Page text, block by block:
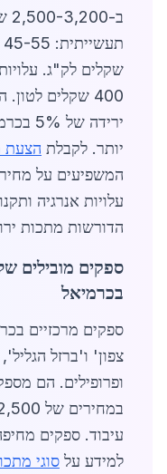
400 שקלים
יותר. לקבלת הצעת
המשפיעים על
הדורשות מתכות
ספקים מובילים
בכרמיאל
ספקים מרכזיים
צפון' ו'ברזל
ופרופילים. הם
עיבוד. ספקים
למידע על סוגי